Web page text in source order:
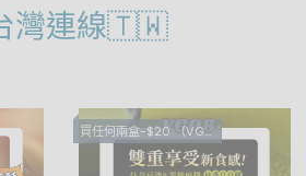
灣連線🇹🇼
買任何兩盒-$20 （VG01，03，05，06，08，09）